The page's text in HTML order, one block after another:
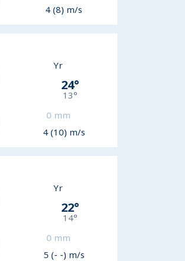
4 (8) m/s
Yr
24°
13°
0 mm
4 (10) m/s
Yr
22°
14°
0 mm
5 (- -) m/s